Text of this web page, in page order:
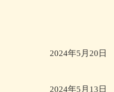
2024年5月20日
2024年5月13日